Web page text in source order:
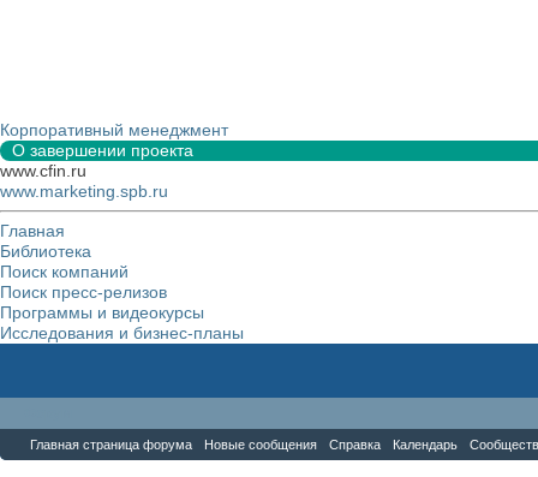
Корпоративный менеджмент
О завершении проекта
www.cfin.ru
www.marketing.spb.ru
Главная
Библиотека
Поиск компаний
Поиск пресс-релизов
Программы и видеокурсы
Исследования и бизнес-планы
Главная страница форума Новые сообщения Справка Календарь